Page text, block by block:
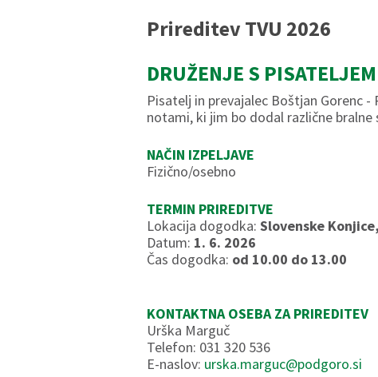
Prireditev TVU 2026
DRUŽENJE S
Pisatelj in prevajalec Boštjan Gorenc
notami, ki jim bo dodal različne bralne
NAČIN IZPELJAVE
Fizično/osebno
TERMIN PRIREDITVE
Lokacija dogodka:Slovenske
Datum: 1. 6. 2026
Čas dogodka: od 10.00 do 13.00
KONTAKTNA OSEBA ZA PRIREDITEV
Urška Marguč
Telefon: 031 320 536
E-naslov: urska.marguc@podgoro.si